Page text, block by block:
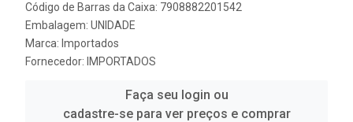
Código de Barras da Caixa: 7908882201542
Embalagem: UNIDADE
Marca: Importados
Fornecedor: IMPORTADOS
Faça seu login ou
cadastre-se para ver preços e comprar